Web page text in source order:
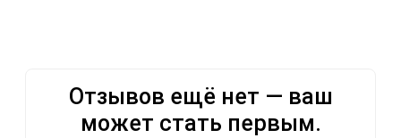
Отзывов ещё нет — ваш
может стать первым.